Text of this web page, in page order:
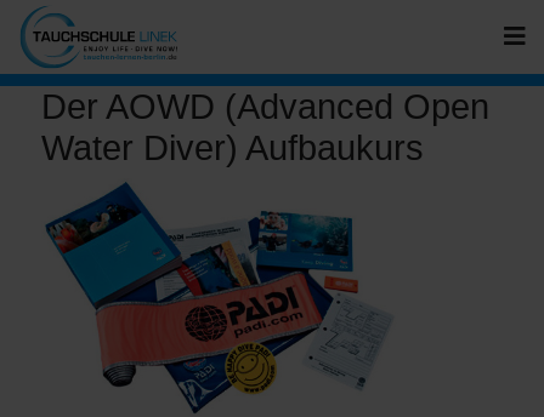
Der AOWD (Advanced Open
Water Diver) Aufbaukurs